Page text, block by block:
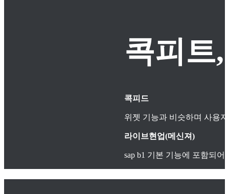
콕피트
콕피드
위젯 기능과 비슷하며 사용
라이브현업(메신져)
sap b1 기본 기능에 포함되